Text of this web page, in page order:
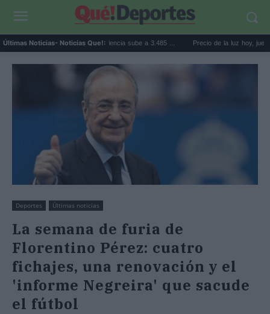
Últimas Noticias- Noticias Que!:
precio de la vivienda en Valencia sube a 3.485 ... Precio de la luz hoy, jueves 6
Deportes Últimas noticias
La semana de furia de
Florentino Pérez: cuatro
fichajes, una renovación y el
'informe Negreira' que sacude
el fútbol